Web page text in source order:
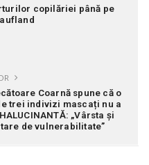
copilăriei până pe
Coarnă spune că o
trei indivizi mascați nu a
„Vârsta și
de vulnerabilitate”